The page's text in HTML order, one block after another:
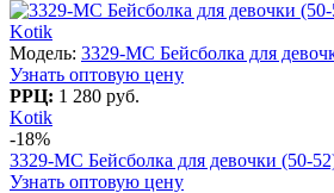
Kotik
Модель: 3329-МC Бейсболка для
Узнать оптовую цену
РРЦ: 1 280 руб.
Kotik
-18%
3329-МC Бейсболка для девочки (50-
Узнать оптовую цену